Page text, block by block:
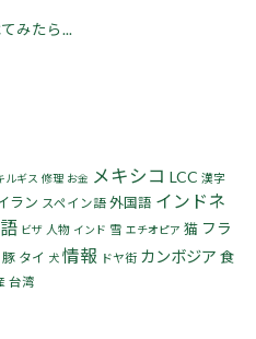
みたら...
ルギス 修理 お金 メキシコ LCC 漢字
ラン スペイン語 外国語 インドネ
ビザ 人物 インド 雪 エチオピア 猫 フラ
豚 タイ 犬 情報 ドヤ街 カンボジア 食
台湾